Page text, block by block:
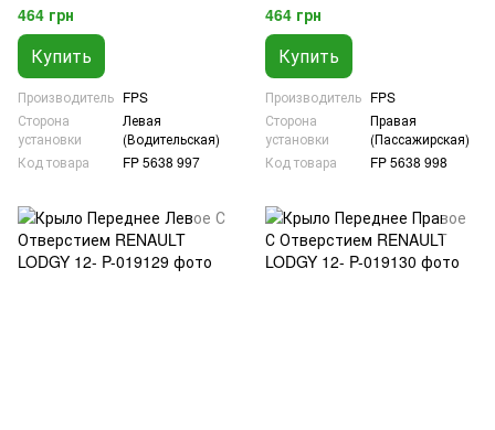
464 грн
Купить
Производитель FPS
Сторона
установки
Левая
(Водительская)
Код товара
FP 5638 997
464 грн
Купить
Производитель FPS
Сторона
установки
Правая
(Пассажирская)
Код товара
FP 5638 998